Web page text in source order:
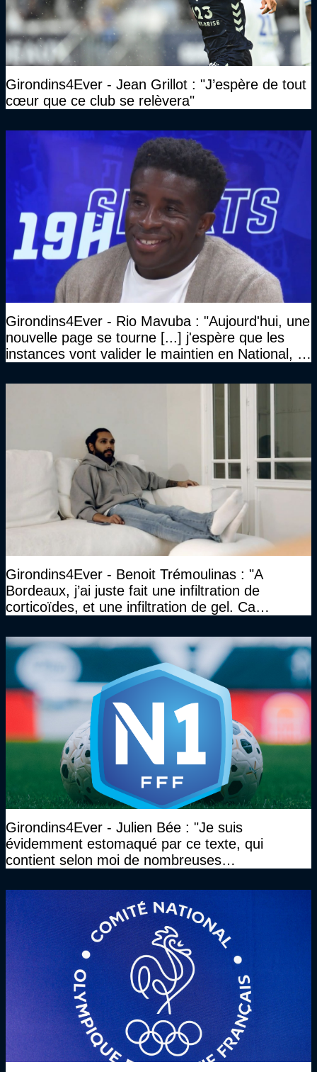
Girondins4Ever - Jean Grillot : "J’espère de tout
cœur que ce club se relèvera"
Girondins4Ever - Rio Mavuba : "Aujourd'hui, une
nouvelle page se tourne [...] j'espère que les
instances vont valider le maintien en National, et
haut niveau"
Girondins4Ever - Benoit Trémoulinas : "A
Bordeaux, j’ai juste fait une infiltration de
corticoïdes, et une infiltration de gel. Ca
Girondins4Ever - Julien Bée : "Je suis
évidemment estomaqué par ce texte, qui
contient selon moi de nombreuses
plan juridique"